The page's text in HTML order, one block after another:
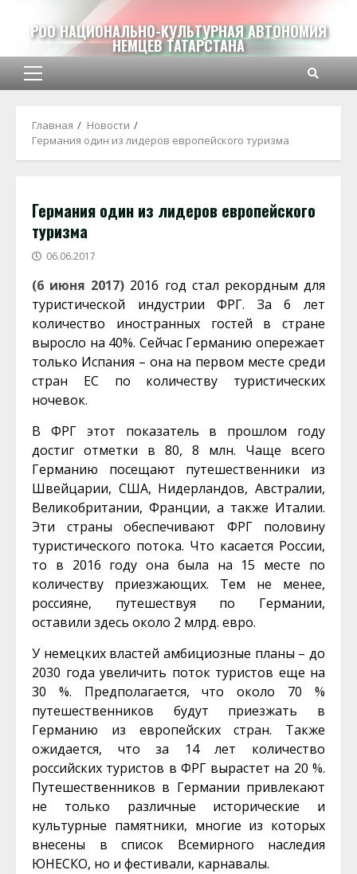
содержимому
РОО НАЦИОНАЛЬНО-КУЛЬТУРНАЯ АВТОНОМИЯ
НЕМЦЕВ ТАТАРСТАНА
Основное
Главная
Новости
Германия один из лидеров европейского туризма
Германия один из лидеров европейского
туризма
06.06.2017
(6 июня 2017) 2016 год стал рекордным для
туристической индустрии ФРГ. За 6 лет
количество иностранных гостей в стране
выросло на 40%. Сейчас Германию опережает
только Испания – она на первом месте среди
стран ЕС по количеству туристических
ночевок.
В ФРГ этот показатель в прошлом году
достиг отметки в 80, 8 млн. Чаще всего
Германию посещают путешественники из
Швейцарии, США, Нидерландов, Австралии,
Великобритании, Франции, а также Италии.
Эти страны обеспечивают ФРГ половину
туристического потока. Что касается России,
то в 2016 году она была на 15 месте по
количеству приезжающих. Тем не менее,
россияне, путешествуя по Германии,
оставили здесь около 2 млрд. евро.
У немецких властей амбициозные планы – до
2030 года увеличить поток туристов еще на
30 %. Предполагается, что около 70 %
путешественников будут приезжать в
Германию из европейских стран. Также
ожидается, что за 14 лет количество
российских туристов в ФРГ вырастет на 20 %.
Путешественников в Германии привлекают
не только различные исторические и
культурные памятники, многие из которых
внесены в список Всемирного наследия
ЮНЕСКО, но и фестивали, карнавалы.